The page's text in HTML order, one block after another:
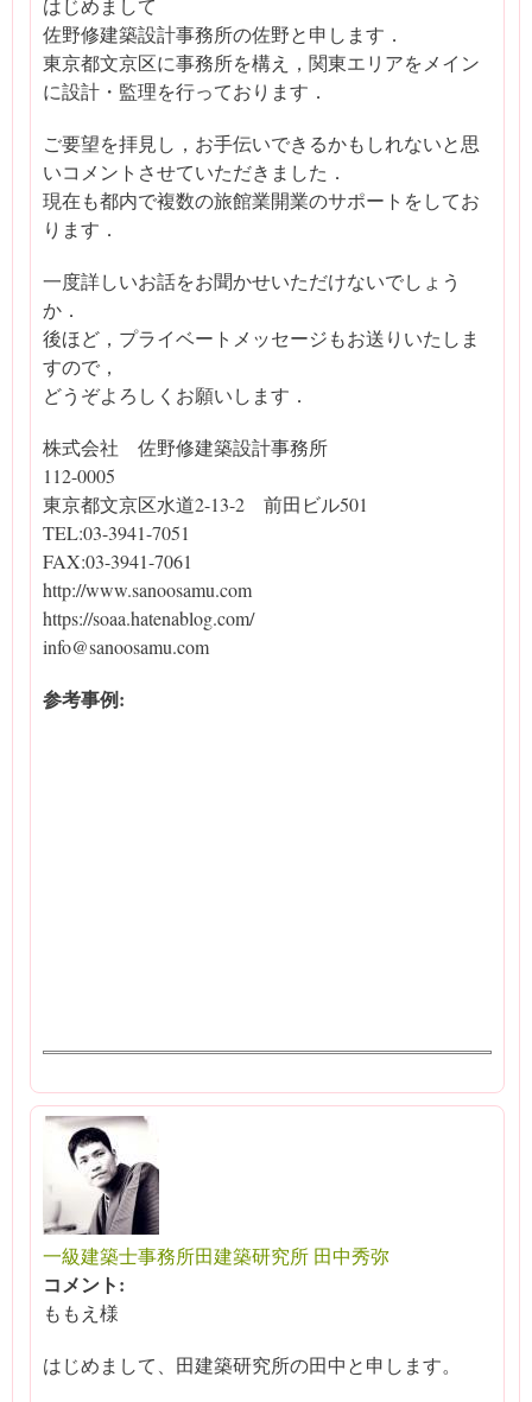
佐野修建築設計事務所の佐野と申します．
東京都文京区に事務所を構え，関東エリアをメイン
に設計・監理を行っております．
ご要望を拝見し，お手伝いできるかもしれないと思
いコメントさせていただきました．
現在も都内で複数の旅館業開業のサポートをしてお
ります．
一度詳しいお話をお聞かせいただけないでしょう
か．
後ほど，プライベートメッセージもお送りいたしま
すので，
どうぞよろしくお願いします．
株式会社 佐野修建築設計事務所
112-0005
東京都文京区水道2-13-2 前田ビル501
TEL:03-3941-7051
FAX:03-3941-7061
http://www.sanoosamu.com
https://soaa.hatenablog.com/
info@sanoosamu.com
参考事例:
一級建築士事務所田建築研究所 田中秀弥
コメント:
ももえ様
はじめまして、田建築研究所の田中と申します。